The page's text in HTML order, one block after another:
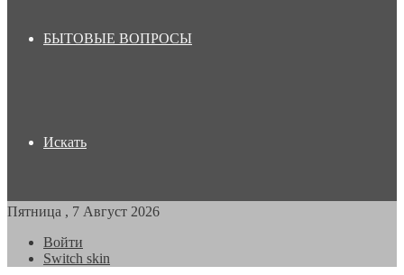
БЫТОВЫЕ ВОПРОСЫ
Искать
Пятница , 7 Август 2026
Войти
Switch skin